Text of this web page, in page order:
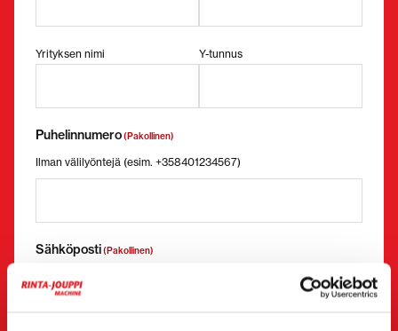
Yrityksen nimi Y-tunnus
Puhelinnumero(Pakollinen)
Ilman välilyöntejä (esim. +358401234567)
Sähköposti(Pakollinen)